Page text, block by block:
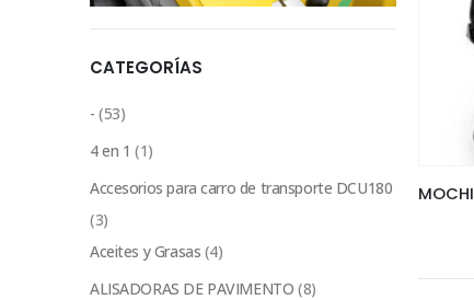
CATEGORÍAS
- (53)
4 en 1 (1)
Accesorios para carro de transporte DCU180
(3)
Aceites y Grasas (4)
ALISADORAS DE PAVIMENTO (8)